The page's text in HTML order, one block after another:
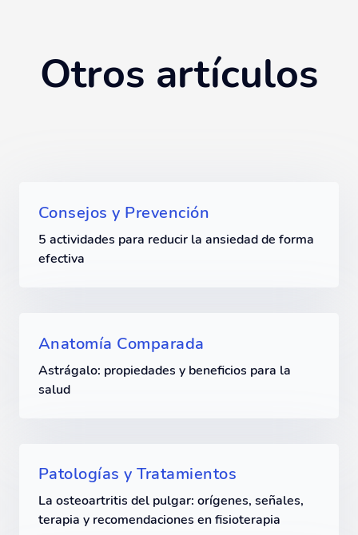
Otros artículos
Consejos y Prevención
5 actividades para reducir la ansiedad de forma
efectiva
Anatomía Comparada
Astrágalo: propiedades y beneficios para la
salud
Patologías y Tratamientos
La osteoartritis del pulgar: orígenes, señales,
terapia y recomendaciones en fisioterapia